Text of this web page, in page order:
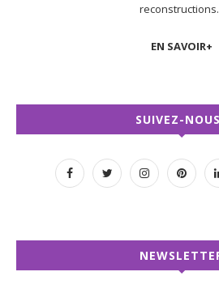
EN SAVOIR+
SUIVEZ-